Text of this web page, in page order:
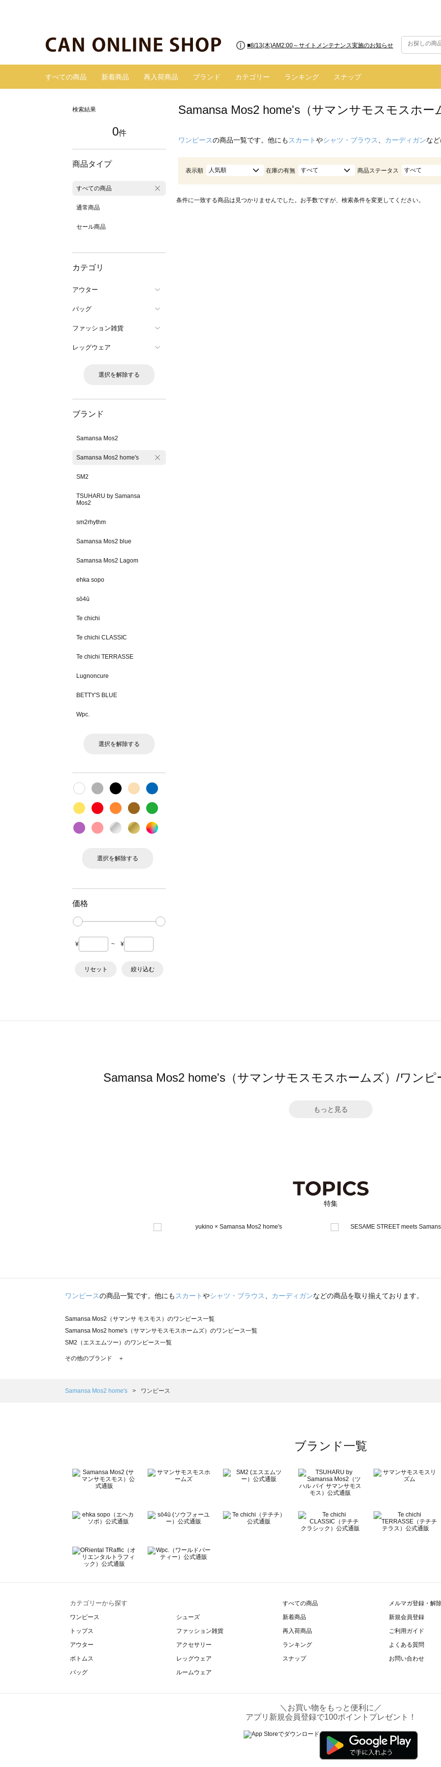
■8/13(木)AM2:00～サイトメンテナンス実施のお知らせ
すべての商品 新着商品 再入荷商品 ブランド カテゴリー ランキング スナップ
検索結果
0件
商品タイプ
すべての商品
通常商品
セール商品
カテゴリ
アウター
バッグ
ファッション雑貨
レッグウェア
選択を解除する
ブランド
Samansa Mos2
Samansa Mos2 home's
SM2
TSUHARU by Samansa
Mos2
sm2rhythm
Samansa Mos2 blue
Samansa Mos2 Lagom
ehka sopo
sō4ū
Te chichi
Te chichi CLASSIC
Te chichi TERRASSE
Lugnoncure
BETTY'S BLUE
Wpc.
選択を解除する
選択を解除する
価格
¥ ~ ¥
リセット 絞り込む
Samansa Mos2 home's（サマンサモスモスホー
ワンピースの商品一覧です。他にも スカートやシャツ・ブラウス カーディガンな
表示順 人気順 在庫の有無 すべて 商品ステータス すべて
条件に一致する商品は見つかりませんでした。お手数ですが、検索条件を変更してください。
Samansa Mos2 home's（サマンサモスモスホームズ）/ワン
もっと見る
特集
ワンピースの商品一覧です。他にも スカートやシャツ・ブラウス カーディガンなどの商品を取り揃えております。
Samansa Mos2（サマンサ モスモス）のワンピース一覧
Samansa Mos2 home's（サマンサモスモスホームズ）のワンピース一覧
SM2（エスエムツー）のワンピース一覧
TSUHARU by Samansa Mos2（ツハルバイサマンサモスモス）のワンピース一覧
Samansa Mos2 Lagom（サマンサモスモス ラーゴム）のワンピース一覧
BETTY'S BLUE（べティーズブルー）のワンピース一覧
Wpc.（ワールドパーティー）のワンピース一覧
その他のブランド ＋
Samansa Mos2 home's ワンピース
ブランド一覧
カテゴリーから探す
ワンピース
トップス
アウター
ボトムス
バッグ
シューズ
ファッション雑貨
アクセサリー
レッグウェア
ルームウェア
すべての商品
新着商品
再入荷商品
ランキング
スナップ
メルマガ登録・解
新規会員登録
ご利用ガイド
よくある質問
お問い合わせ
＼お買い物をもっと便利に／
アプリ新規会員登録で100ポイントプレゼント！